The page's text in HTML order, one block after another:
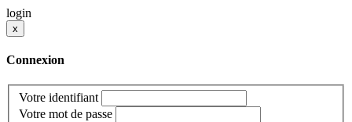
login
x
Connexion
Votre identifiant
Votre mot de passe